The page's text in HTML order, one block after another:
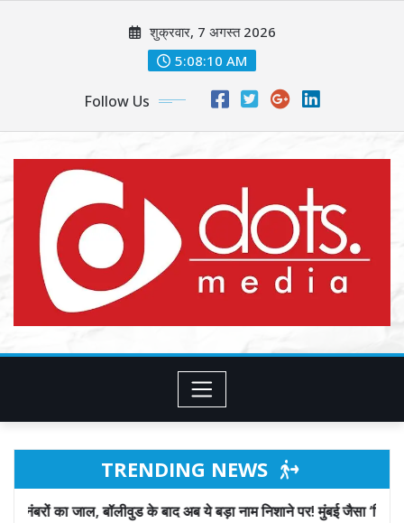
शुक्रवार, 7 अगस्त 2026
5:08:12 AM
Follow Us
TRENDING NEWS
बाद अब ये बड़ा नाम निशाने पर! मुंबई जैसा ‘फिरौती खेल’ अब दिल्ली-पंजाब में?